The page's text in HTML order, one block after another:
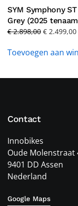
SYM Symphony
Grey (2025
€2.898,00
was:
€ 2.499,00
Toevoegen aan
Contact
Innobikes
Oude Molenstraat
9401 DD Assen
Nederland
Google Maps